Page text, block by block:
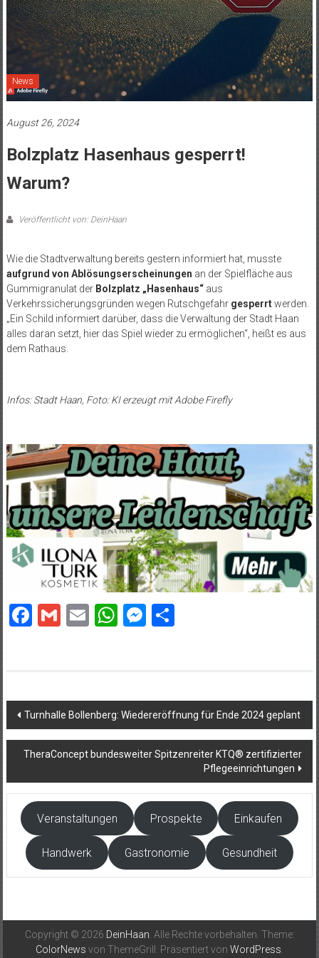
News
August 26, 2024
Bolzplatz Hasenhaus gesperrt!
Warum?
Veröffentlicht von: DeinHaan
Wie die Stadtverwaltung bereits gestern informiert hat, musste
aufgrund von Ablösungserscheinungen an der Spielfläche aus
Gummigranulat der Bolzplatz „Hasenhaus“aus
Verkehrssicherungsgründen wegen Rutschgefahr gesperrtwerden.
„Ein Schild informiert darüber, dass die Verwaltung der Stadt Haan
alles daran setzt, hier das Spiel wieder zu ermöglichen“, heißt es aus
dem Rathaus.
Infos: Stadt Haan, Foto: KI erzeugt mit Adobe Firefly
Facebook
Gmail
EmailWhatsApp
Messenger
Teilen
Beitragsnavigation
Turnhalle Bollenberg: Wiedereröffnung für Ende 2024 geplant
TheraConcept bundesweiter Spitzenreiter KTQ® zertifizierter
Pflegeeinrichtungen
Veranstaltungen Prospekte Einkaufen
Handwerk Gastronomie Gesundheit
Copyright © 2026 DeinHaan . Alle Rechte vorbehalten. Theme:
ColorNews von ThemeGrill. Präsentiert von WordPress